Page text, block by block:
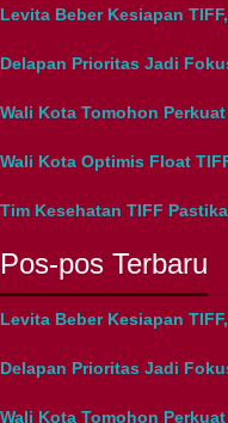
Levita Beber Kesiapan
Delapan Prioritas Jadi
Wali Kota Tomohon
Wali Kota Optimis Float
Tim Kesehatan TIFF
Pos-pos Terbaru
Levita Beber Kesiapan
Delapan Prioritas Jadi
Wali Kota Tomohon